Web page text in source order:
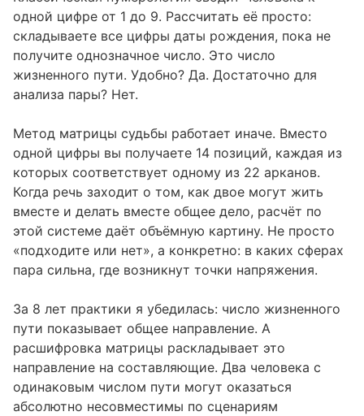
одной цифре от 1 до 9. Рассчитать её просто:
складываете все цифры даты рождения, пока не
получите однозначное число. Это число
жизненного пути. Удобно? Да. Достаточно для
анализа пары? Нет.
Метод матрицы судьбы работает иначе. Вместо
одной цифры вы получаете 14 позиций, каждая из
которых соответствует одному из 22 арканов.
Когда речь заходит о том, как двое могут жить
вместе и делать вместе общее дело, расчёт по
этой системе даёт объёмную картину. Не просто
«подходите или нет», а конкретно: в каких сферах
пара сильна, где возникнут точки напряжения.
За 8 лет практики я убедилась: число жизненного
пути показывает общее направление. А
расшифровка матрицы раскладывает это
направление на составляющие. Два человека с
одинаковым числом пути могут оказаться
абсолютно несовместимы по сценариям